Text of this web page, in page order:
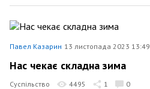
Павел Казарин 13 листопада 2023 13:49
Нас чекає складна зима
Суспільство 4495 1 0